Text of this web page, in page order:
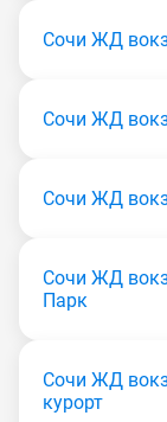
Сочи ЖД
Сочи ЖД
Сочи ЖД
Сочи ЖД
Парк
Сочи ЖД
курорт